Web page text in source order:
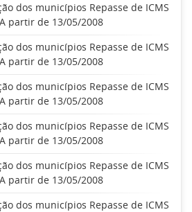
dos municípios Repasse de ICMS
partir de 13/05/2008
dos municípios Repasse de ICMS
partir de 13/05/2008
dos municípios Repasse de ICMS
partir de 13/05/2008
dos municípios Repasse de ICMS
partir de 13/05/2008
dos municípios Repasse de ICMS
partir de 13/05/2008
dos municípios Repasse de ICMS